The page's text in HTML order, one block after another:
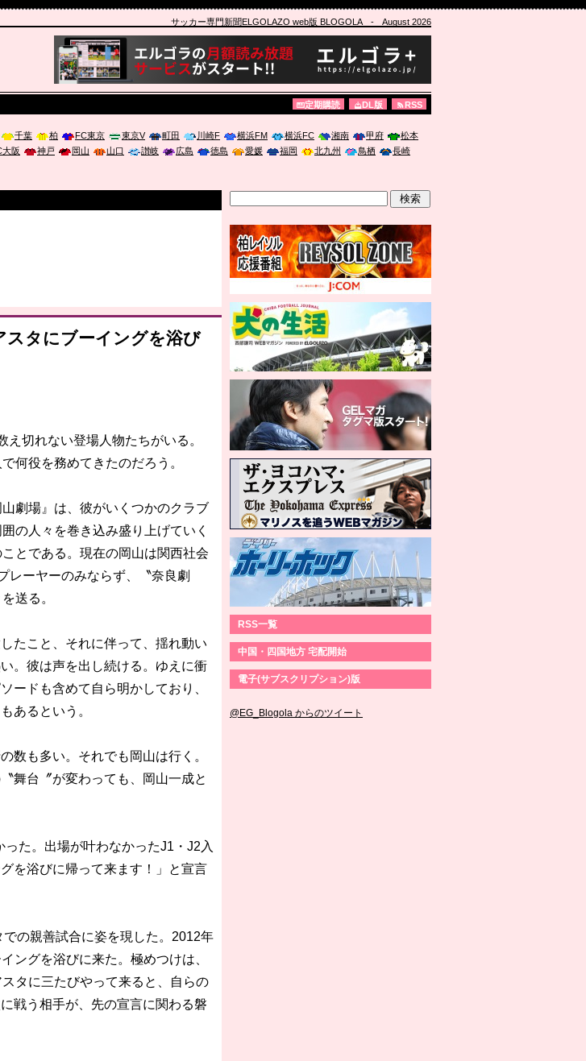
サッカー専門新聞ELGOLAZO web版 BLOGOLA- August 2026
定期購読 DL版 RSS
千葉 柏 FC東京 東京V 町田 川崎F 横浜FM 横浜FC 湘南 甲府
松本
大阪 神戸 岡山 山口 讃岐 広島 徳島 愛媛 福岡 北九州 鳥栖
長崎
る ～エネルギー危機時代の猛暑対策～」に登壇
スタにブーイングを浴び
切れない登場人物たちがいる。
何役を務めてきたのだろう。
劇場』は、彼がいくつかのクラブ
の人々を巻き込み盛り上げていく
とである。現在の岡山は関西社会
レーヤーのみならず、〝奈良劇
送る。
たこと、それに伴って、揺れ動い
。彼は声を出し続ける。ゆえに衝
ードも含めて自ら明かしており、
あるという。
数も多い。それでも岡山は行く。
舞台〞が変わっても、岡山一成と
た。出場が叶わなかったJ1・J2入
を浴びに帰って来ます！」と宣言
の親善試合に姿を現した。2012年
ングを浴びに来た。極めつけは、
タに三たびやって来ると、自らの
戦う相手が、先の宣言に関わる磐
RSS一覧
中国・四国地方 宅配開始
電子(サブスクリプション)版
@EG_Blogola からのツイート